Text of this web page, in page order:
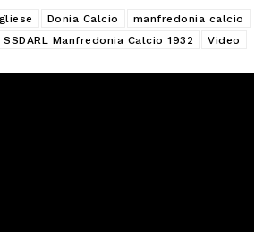
Donia Calcio
manfredonia calcio
SSDARL Manfredonia Calcio 1932 Video